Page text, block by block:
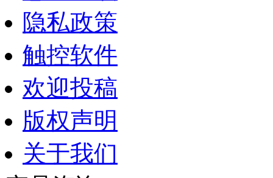
隐私政策
触控软件
欢迎投稿
版权声明
关于我们